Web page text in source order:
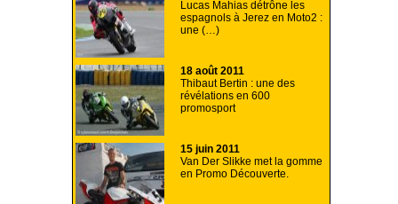
Lucas Mahias détrône les
espagnols à Jerez en Moto2 :
une (…)
18 août 2011
Thibaut Bertin : une des
révélations en 600
promosport
15 juin 2011
Van Der Slikke met la gomme
en Promo Découverte.